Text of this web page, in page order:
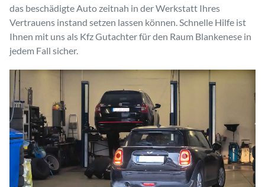
das beschädigte Auto zeitnah in der Werkstatt Ihres
Vertrauens instand setzen lassen können. Schnelle Hilfe ist
Ihnen mit uns als Kfz Gutachter für den Raum Blankenese in
jedem Fall sicher.